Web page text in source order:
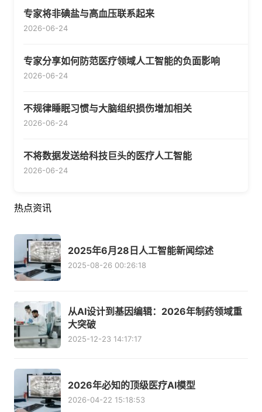
专家将非碘盐与高血压联系起来
2026-06-24
专家分享如何防范医疗领域人工智能的负面影响
2026-06-24
不规律睡眠习惯与大脑组织损伤增加相关
2026-06-24
不将数据发送给科技巨头的医疗人工智能
2026-06-24
热点资讯
2025年6月28日人工智能新闻综述
2025-08-26 00:26:18
从AI设计到基因编辑：2026年制药领域重
大突破
2025-12-23 14:17:17
2026年必知的顶级医疗AI模型
2026-04-22 15:18:53